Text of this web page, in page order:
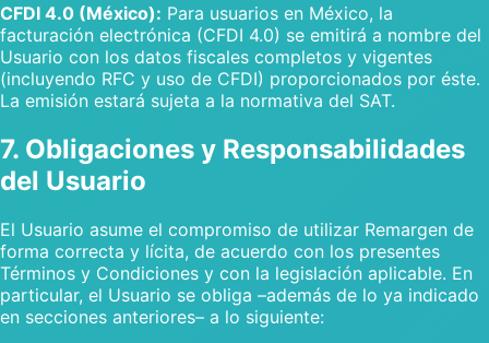
CFDI 4.0 (México): Para usuarios en México, la
facturación electrónica (CFDI 4.0) se emitirá a nombre del
Usuario con los datos fiscales completos y vigentes
(incluyendo RFC y uso de CFDI) proporcionados por éste.
La emisión estará sujeta a la normativa del SAT.
7. Obligaciones y Responsabilidades
del Usuario
El Usuario asume el compromiso de utilizar Remargen de
forma correcta y lícita, de acuerdo con los presentes
Términos y Condiciones y con la legislación aplicable. En
particular, el Usuario se obliga –además de lo ya indicado
en secciones anteriores– a lo siguiente: